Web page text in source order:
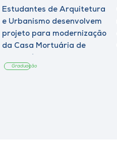
Estudantes de Arquitetura
e Urbanismo desenvolvem
projeto para modernização
da Casa Mortuária de
Graduação